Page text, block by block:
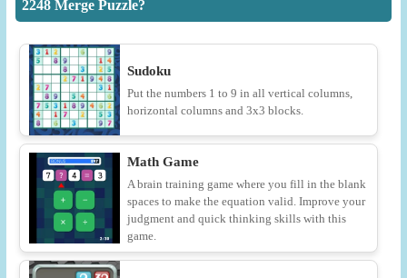
2248 Merge Puzzle?
Sudoku
Put the numbers 1 to 9 in all vertical columns,
horizontal columns and 3x3 blocks.
Math Game
A brain training game where you fill in the blank
spaces to make the equation valid. Improve your
judgment and quick thinking skills with this
game.